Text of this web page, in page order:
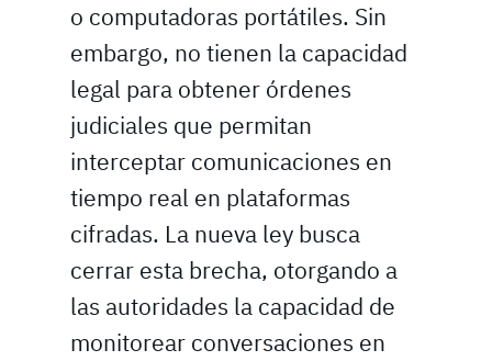
o computadoras portátiles. Sin
embargo, no tienen la capacidad
legal para obtener órdenes
judiciales que permitan
interceptar comunicaciones en
tiempo real en plataformas
cifradas. La nueva ley busca
cerrar esta brecha, otorgando a
las autoridades la capacidad de
monitorear conversaciones en